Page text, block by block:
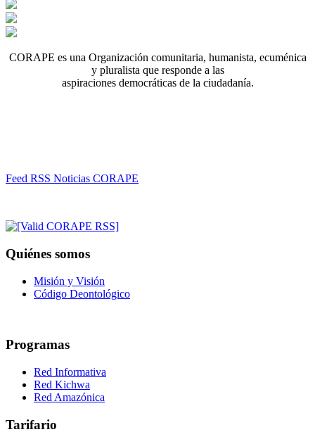
CORAPE es una Organización comunitaria, humanista, ecuménica
y pluralista que responde a las
aspiraciones democráticas de la ciudadanía.
Feed RSS Noticias CORAPE
Quiénes somos
Misión y Visión
Código Deontológico
Programas
Red Informativa
Red Kichwa
Red Amazónica
Tarifario